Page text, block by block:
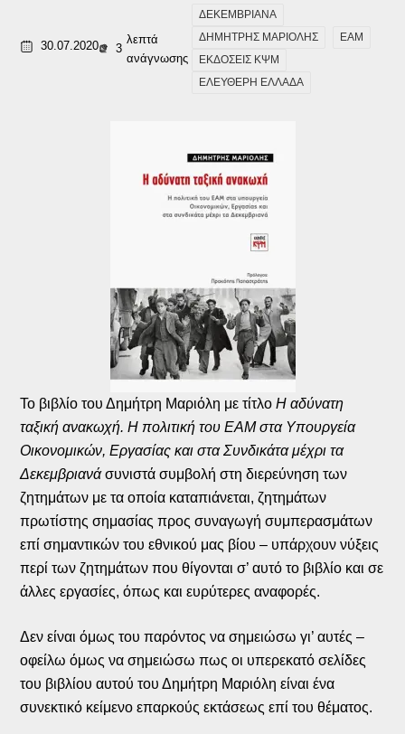
30.07.2020 3
λεπτά
ανάγνωσης
ΔΕΚΕΜΒΡΙΑΝΑ
ΔΗΜΗΤΡΗΣ ΜΑΡΙΟΛΗΣ
ΕΑΜ
ΕΚΔΟΣΕΙΣ ΚΨΜ
ΕΛΕΥΘΕΡΗ ΕΛΛΑΔΑ
Το βιβλίο του Δημήτρη Μαριόλη με τίτλοΗ αδύνατη
ταξική ανακωχή. Η πολιτική του ΕΑΜ στα Υπουργεία
Οικονομικών, Εργασίας και στα Συνδικάτα μέχρι τα
Δεκεμβριανάσυνιστά συμβολή στη διερεύνηση των
ζητημάτων με τα οποία καταπιάνεται, ζητημάτων
πρωτίστης σημασίας προς συναγωγή συμπερασμάτων
επί σημαντικών του εθνικού μας βίου – υπάρχουν νύξεις
περί των ζητημάτων που θίγονται σ’ αυτό το βιβλίο και σε
άλλες εργασίες, όπως και ευρύτερες αναφορές.
Δεν είναι όμως του παρόντος να σημειώσω γι’ αυτές –
οφείλω όμως να σημειώσω πως οι υπερεκατό σελίδες
του βιβλίου αυτού του Δημήτρη Μαριόλη είναι ένα
συνεκτικό κείμενο επαρκούς εκτάσεως επί του θέματος.